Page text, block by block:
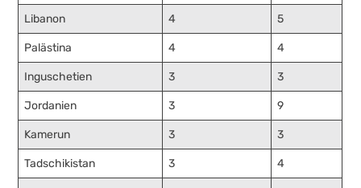
Libanon 4 5
Palästina 4 4
Inguschetien 3 3
Jordanien 3 9
Kamerun 3 3
Tadschikistan 3 4